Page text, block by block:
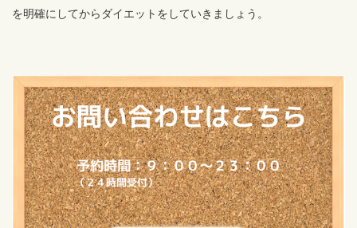
を明確にしてからダイエットをしていきましょう。